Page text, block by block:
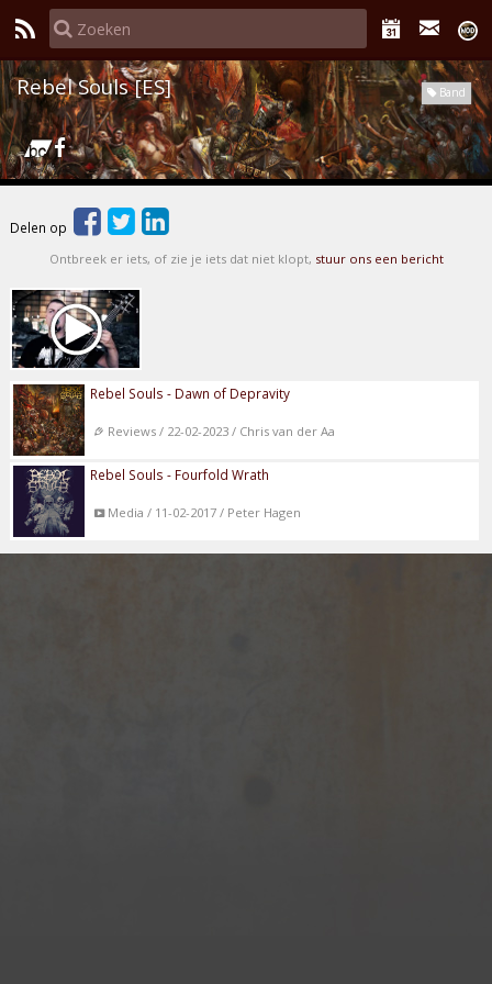
Band
Rebel Souls [ES]
Delen op
Ontbreek er iets, of zie je iets dat niet klopt, stuur ons een bericht
Rebel Souls - Dawn of Depravity
Reviews / 22-02-2023 / Chris van der Aa
Rebel Souls - Fourfold Wrath
Media / 11-02-2017 / Peter Hagen